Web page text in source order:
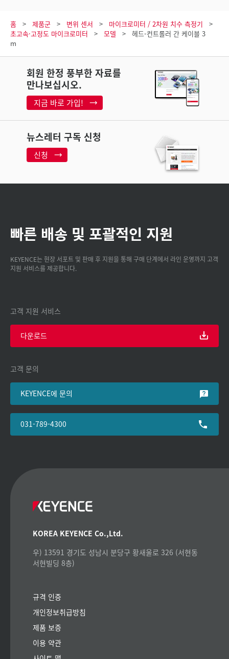
홈 제품군 변위 센서
마이크로미터 / 2차원 치수 측정기
초고속·고정도 마이크로미터
모델
헤드-컨트롤러 간 케이블 3
m
회원 한정 풍부한 자료를
만나보십시오.
지금 바로 가입!
뉴스레터 구독 신청
신청
빠른 배송 및 포괄적인 지원
KEYENCE는 현장 서포트 및 판매 후 지원을 통해 구매 단계에서 라인 운영까지 고객
지원 서비스를 제공합니다.
고객 지원 서비스
다운로드
고객 문의
KEYENCE에 문의
031-789-4300
KOREA KEYENCE Co.,Ltd.
우) 13591 경기도 성남시 분당구 황새울로 326 (서현동
서현빌딩 8층)
규격 인증
개인정보취급방침
제품 보증
이용 약관